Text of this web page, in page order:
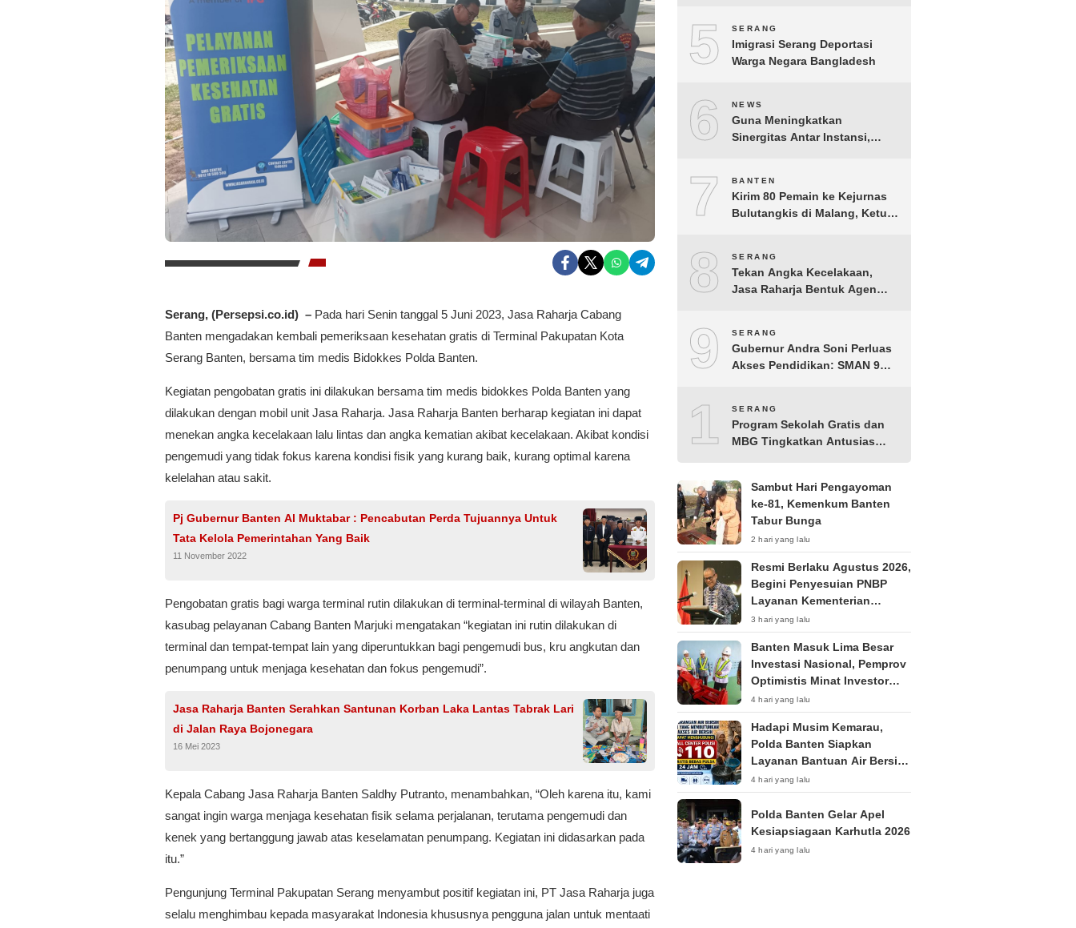
Serang, (Persepsi.co.id) – Pada hari Senin tanggal 5 Juni 2023, Jasa Raharja Cabang
Banten mengadakan kembali pemeriksaan kesehatan gratis di Terminal Pakupatan Kota
Serang Banten, bersama tim medis Bidokkes Polda Banten.
Kegiatan pengobatan gratis ini dilakukan bersama tim medis bidokkes Polda Banten yang
dilakukan dengan mobil unit Jasa Raharja. Jasa Raharja Banten berharap kegiatan ini dapat
menekan angka kecelakaan lalu lintas dan angka kematian akibat kecelakaan. Akibat kondisi
pengemudi yang tidak fokus karena kondisi fisik yang kurang baik, kurang optimal karena
kelelahan atau sakit.
Pj Gubernur Banten Al Muktabar : Pencabutan Perda Tujuannya Untuk
Tata Kelola Pemerintahan Yang Baik
11 November 2022
Pengobatan gratis bagi warga terminal rutin dilakukan di terminal-terminal di wilayah Banten,
kasubag pelayanan Cabang Banten Marjuki mengatakan “kegiatan ini rutin dilakukan di
terminal dan tempat-tempat lain yang diperuntukkan bagi pengemudi bus, kru angkutan dan
penumpang untuk menjaga kesehatan dan fokus pengemudi”.
Jasa Raharja Banten Serahkan Santunan Korban Laka Lantas Tabrak Lari
di Jalan Raya Bojonegara
16 Mei 2023
Kepala Cabang Jasa Raharja Banten Saldhy Putranto, menambahkan, “Oleh karena itu, kami
sangat ingin warga menjaga kesehatan fisik selama perjalanan, terutama pengemudi dan
kenek yang bertanggung jawab atas keselamatan penumpang. Kegiatan ini didasarkan pada
itu.”
Pengunjung Terminal Pakupatan Serang menyambut positif kegiatan ini, PT Jasa Raharja juga
selalu menghimbau kepada masyarakat Indonesia khususnya pengguna jalan untuk mentaati
5 SERANG
Imigrasi Serang Deportasi
Warga Negara Bangladesh
6 NEWS
Guna Meningkatkan
Sinergitas Antar Instansi,
Cukai Khusus Kepri
7 BANTEN
Kirim 80 Pemain ke Kejurnas
Bulutangkis di Malang, Ketua
Hasil Terbaik
8 SERANG
Tekan Angka Kecelakaan,
Jasa Raharja Bentuk Agen
Taktakan
9 SERANG
Gubernur Andra Soni Perluas
Akses Pendidikan: SMAN 9
10SERANG
Program Sekolah Gratis dan
MBG Tingkatkan Antusias
Sambut Hari Pengayoman
ke-81, Kemenkum Banten
Tabur Bunga
2 hari yang lalu
Resmi Berlaku Agustus 2026,
Begini Penyesuian PNBP
Layanan Kementerian
Hukum
3 hari yang lalu
Banten Masuk Lima Besar
Investasi Nasional, Pemprov
Optimistis Minat Investor
Terus Tumbuh
4 hari yang lalu
Hadapi Musim Kemarau,
Polda Banten Siapkan
Layanan Bantuan Air Bersih
Melalui 110
4 hari yang lalu
Polda Banten Gelar Apel
Kesiapsiagaan Karhutla 2026
4 hari yang lalu